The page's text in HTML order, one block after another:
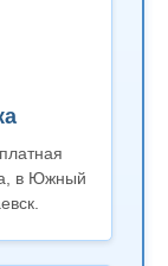
в Южный